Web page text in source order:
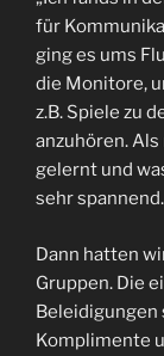
für
ging es ums
die Monitore,
z.B. Spiele zu
anzuhören.
gelernt und
sehr spannend.
Dann hatten
Gruppen. Die
Beleidigungen
Komplimente